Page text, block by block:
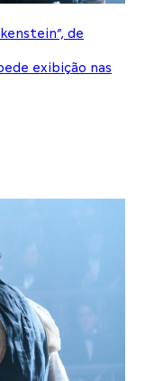
de
exibição nas